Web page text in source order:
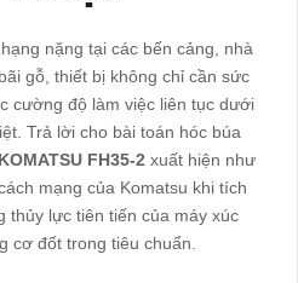
nặng tại các bến cảng, nhà
gỗ, thiết bị không chỉ cần sức
cường độ làm việc liên tục dưới
Trả lời cho bài toán hóc búa
FH35-2 xuất hiện như
mạng của Komatsu khi tích
thủy lực tiên tiến của máy xúc
cơ đốt trong tiêu chuẩn.